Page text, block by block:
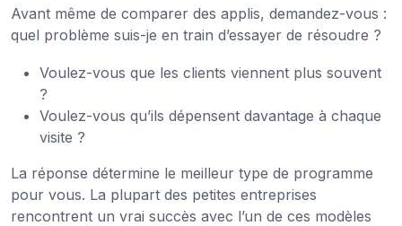
Avant même de comparer des applis, demandez-vous :
quel problème suis-je en train d’essayer de résoudre ?
Voulez-vous que les clients viennent plus souvent
?
Voulez-vous qu’ils dépensent davantage à chaque
visite ?
La réponse détermine le meilleur type de programme
pour vous. La plupart des petites entreprises
rencontrent un vrai succès avec l’un de ces modèles